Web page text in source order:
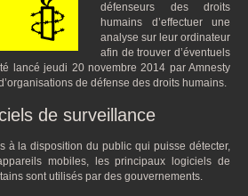
défenseurs des droits
humains d’effectuer une
analyse sur leur ordinateur
afin de trouver d’éventuels
lancé jeudi 20 novembre 2014 par Amnesty
de défense des droits humains.
de surveillance
à la disposition du public qui puisse détecter,
mobiles, les principaux logiciels de
sont utilisés par des gouvernements.